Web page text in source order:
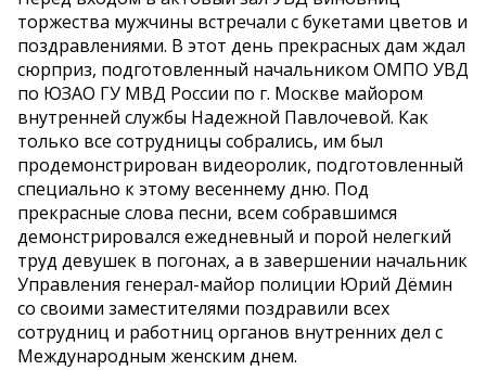
торжества мужчины встречали с букетами цветов и
поздравлениями. В этот день прекрасных дам ждал
сюрприз, подготовленный начальником ОМПО УВД
по ЮЗАО ГУ МВД России по г. Москве майором
внутренней службы Надежной Павлочевой. Как
только все сотрудницы собрались, им был
продемонстрирован видеоролик, подготовленный
специально к этому весеннему дню. Под
прекрасные слова песни, всем собравшимся
демонстрировался ежедневный и порой нелегкий
труд девушек в погонах, а в завершении начальник
Управления генерал-майор полиции Юрий Дёмин
со своими заместителями поздравили всех
сотрудниц и работниц органов внутренних дел с
Международным женским днем.